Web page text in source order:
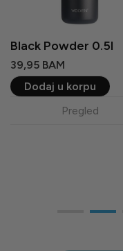
Dusty Pink 0.75l
44,95BAM
Dodaj u korpu
Pregled